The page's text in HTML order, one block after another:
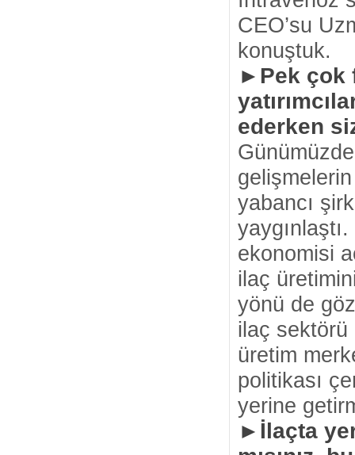
CEO’su
konuştuk.
►Pek çok
ederken
yabancı
ekonomisi
ilaç
yönü de
ilaç sektörü
üretim
politikası
yerine
►İlaçta